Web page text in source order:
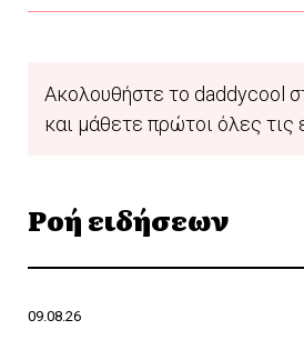
Ακολουθήστε το daddycool
και μάθετε πρώτοι όλες τις
Ροή ειδήσεων
09.08.26